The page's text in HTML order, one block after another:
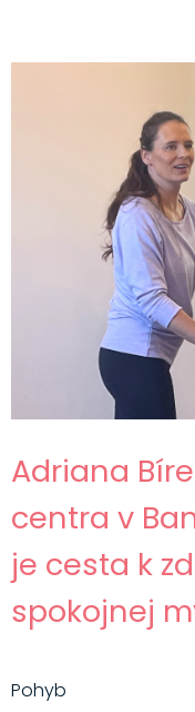
Adriana
centra v
je cesta k
spokojnej
Pohyb